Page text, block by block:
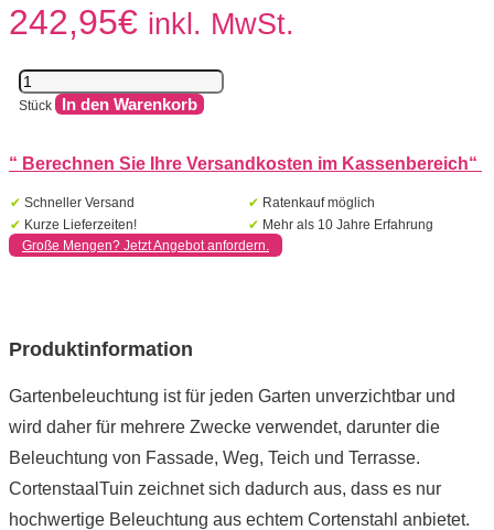
242,95€ inkl. MwSt.
Lampenlänge:
100
100
-
Höhe:
600
Menge
Stück In den Warenkorb
“ Berechnen Sie Ihre Versandkosten im Kassenbereich“
✔ Schneller Versand ✔ Ratenkauf möglich
✔ Kurze Lieferzeiten! ✔ Mehr als 10 Jahre Erfahrung
Große Mengen? Jetzt Angebot anfordern.
Produktinformation
Gartenbeleuchtung ist für jeden Garten unverzichtbar und
wird daher für mehrere Zwecke verwendet, darunter die
Beleuchtung von Fassade, Weg, Teich und Terrasse.
CortenstaalTuin zeichnet sich dadurch aus, dass es nur
hochwertige Beleuchtung aus echtem Cortenstahl anbietet.